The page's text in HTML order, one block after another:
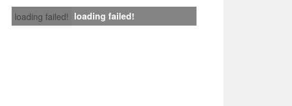
loading failed! loading failed!